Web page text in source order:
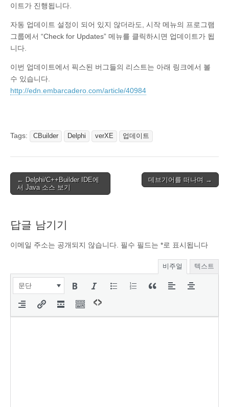
이트가 진행됩니다.
자동 업데이트 설정이 되어 있지 않더라도, 시작 메뉴의 프로그램
그룹에서 “Check for Updates” 메뉴를 클릭하시면 업데이트가 됩
니다.
이번 업데이트에서 픽스된 버그들의 리스트는 아래 링크에서 볼
수 있습니다.
http://edn.embarcadero.com/article/40984
Tags: CBuilder Delphi verXE 업데이트
Post
navigation
← Delphi/C++Builder IDE에
서 Java 소스 보기
데브기어를 떠나며 →
답글 남기기
이메일 주소는 공개되지 않습니다. 필수 필드는 *로 표시됩니다
비주얼 텍스트
문단